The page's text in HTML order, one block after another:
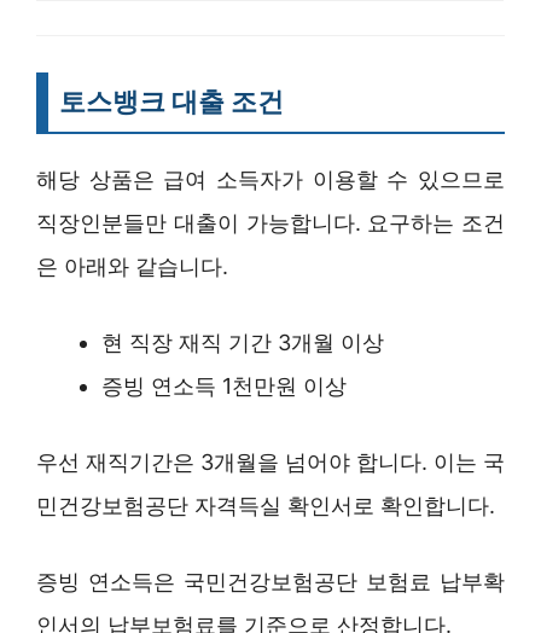
토스뱅크 대출 조건
해당 상품은 급여 소득자가 이용할 수 있으므로
직장인분들만 대출이 가능합니다. 요구하는 조건
은 아래와 같습니다.
현 직장 재직 기간 3개월 이상
증빙 연소득 1천만원 이상
우선 재직기간은 3개월을 넘어야 합니다. 이는 국
민건강보험공단 자격득실 확인서로 확인합니다.
증빙 연소득은 국민건강보험공단 보험료 납부확
인서의 납부보험료를 기준으로 산정합니다.